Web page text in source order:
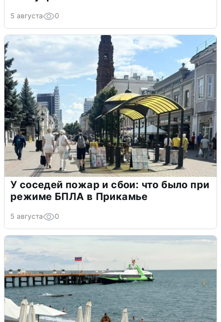
5 августа 0
У соседей пожар и сбои: что было при
режиме БПЛА в Прикамье
5 августа 0